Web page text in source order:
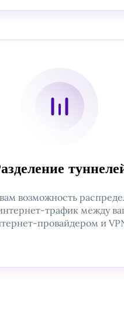
возможность
трафик между
провайдером и